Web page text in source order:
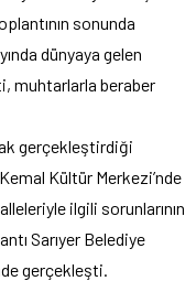
sonunda
dünyaya gelen
muhtarlarla beraber
gerçekleştirdiği
Kültür Merkezi’nde
ilgili sorunlarının
Sarıyer Belediye
gerçekleşti.